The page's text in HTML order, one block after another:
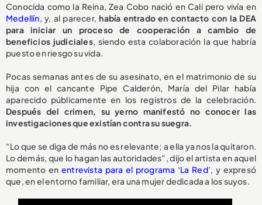
Conocida como la Reina, Zea Cobo nació en Cali pero vivía en
Medellín, y, al parecer,había entrado en contacto con la DEA
para iniciar un proceso de cooperación a cambio de
beneficios judiciales, siendo esta colaboración la que habría
puesto en riesgo su vida.
Pocas semanas antes de su asesinato, en el matrimonio de su
hija con el cancante Pipe Calderón, María del Pilar había
aparecido públicamente en los registros de la celebración.
Después del crimen, su yerno manifestó no conocer las
investigaciones que existían contra su suegra.
“Lo que se diga de más no es relevante; a ella ya nos la quitaron.
Lo demás, que lo hagan las autoridades”, dijo el artista en aquel
momento en entrevista para el programa ‘La Red’, y expresó
que, en el entorno familiar, era una mujer dedicada a los suyos.